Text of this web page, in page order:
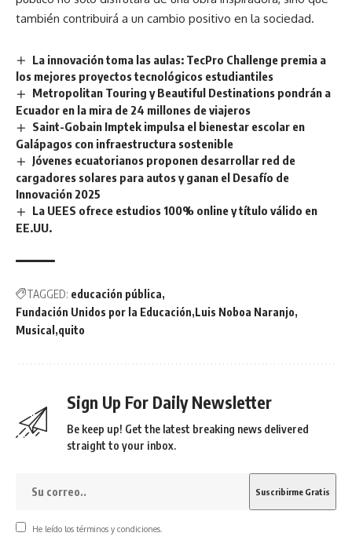
también contribuirá a un cambio positivo en la sociedad.
La innovación toma las aulas: TecPro Challenge premia a
los mejores proyectos tecnológicos estudiantiles
Metropolitan Touring y Beautiful Destinations pondrán a
Ecuador en la mira de 24 millones de viajeros
Saint-Gobain Imptek impulsa el bienestar escolar en
Galápagos con infraestructura sostenible
Jóvenes ecuatorianos proponen desarrollar red de
cargadores solares para autos y ganan el Desafío de
Innovación 2025
La UEES ofrece estudios 100% online y título válido en
EE.UU.
TAGGED: educación pública
Fundación Unidos por la Educación Luis Noboa Naranjo
Musical quito
Sign Up For Daily Newsletter
Be keep up! Get the latest breaking news delivered
straight to your inbox.
He leído los términos y condiciones.